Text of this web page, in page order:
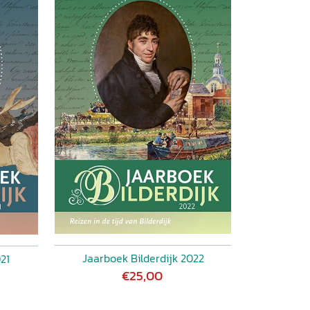
Jaarboek Bilderdijk 2022
€25,00